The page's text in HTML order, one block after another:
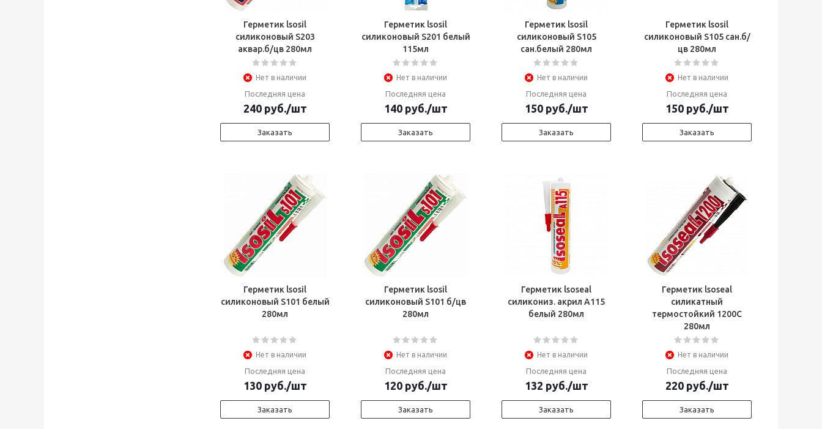
Герметик lsosil
силиконовый S203
аквар.б/цв 280мл
Нет в наличии
Последняя цена
240руб./шт
Заказать
Герметик lsosil
силиконовый S201 белый
115мл
Нет в наличии
Последняя цена
140руб./шт
Заказать
Герметик lsosil
силиконовый S105
сан.белый 280мл
Нет в наличии
Последняя цена
150руб./шт
Заказать
Герметик lsosil
силиконовый S105 сан.б/
цв 280мл
Нет в наличии
Последняя цена
150руб./шт
Заказать
Герметик lsosil
силиконовый S101 белый
280мл
Нет в наличии
Последняя цена
130руб./шт
Заказать
Герметик lsosil
силиконовый S101 б/цв
280мл
Нет в наличии
Последняя цена
120руб./шт
Заказать
Герметик lsoseal
силикониз. акрил А115
белый 280мл
Нет в наличии
Последняя цена
132 руб./шт
Заказать
Герметик lsoseal
силикатный
термостойкий 1200С
280мл
Нет в наличии
Последняя цена
220руб./шт
Заказать